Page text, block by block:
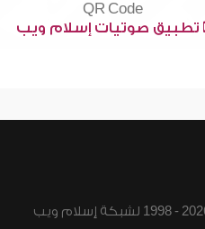
تطبيق صوتيات إسلام ويب